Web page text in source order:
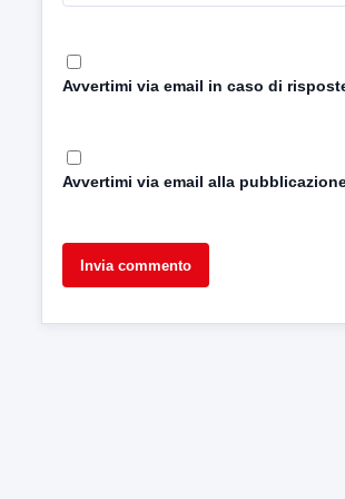
Avvertimi via email in caso di
Avvertimi via email alla